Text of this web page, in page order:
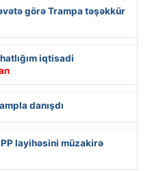
görə Trampa təşəkkür
iqtisadi
danışdı
layihəsini müzakirə